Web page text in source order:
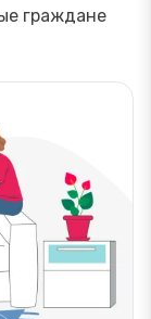
граждане